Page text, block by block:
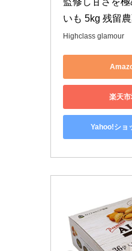
いも 5kg 残留
Highclass glamour
楽天
Yahoo!ショ